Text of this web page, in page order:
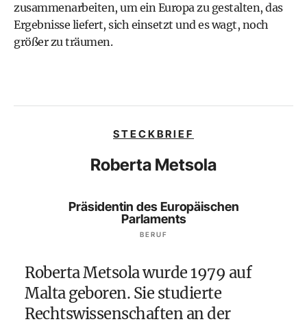
zusammenarbeiten, um ein Europa zu gestalten, das
Ergebnisse liefert, sich einsetzt und es wagt, noch
größer zu träumen.
STECKBRIEF
Roberta Metsola
BERUF
Präsidentin des Europäischen
Parlaments
Roberta Metsola wurde 1979 auf
Malta geboren. Sie studierte
Rechtswissenschaften an der